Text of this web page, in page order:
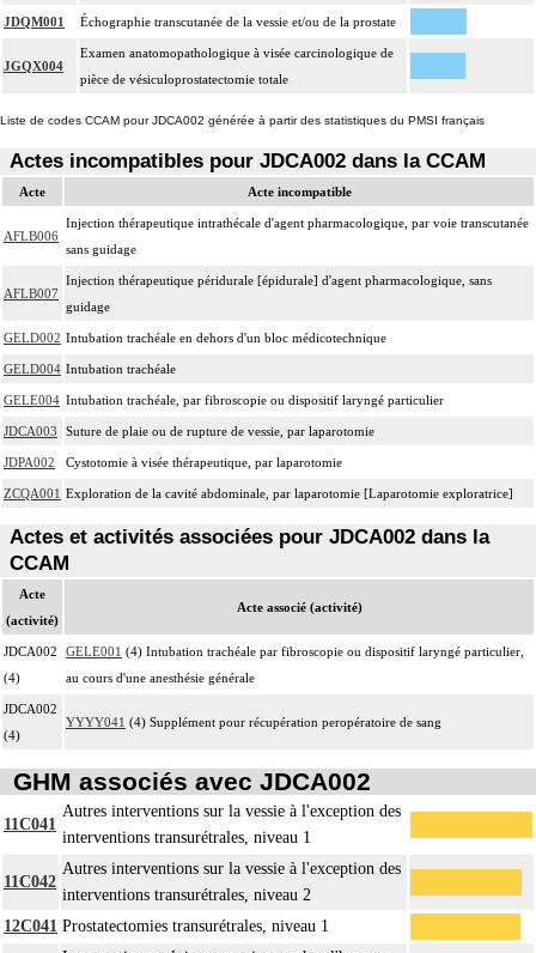
JDQM001 Échographie transcutanée de la vessie et/ou de la prostate
JGQX004
Examen anatomopathologique à visée carcinologique de
pièce de vésiculoprostatectomie totale
Liste de codes CCAM pour JDCA002 générée à partir des statistiques du PMSI français
Actes incompatibles pour JDCA002 dans la CCAM
Acte Acte incompatible
AFLB006
Injection thérapeutique intrathécale d'agent pharmacologique, par voie transcutanée
sans guidage
AFLB007
Injection thérapeutique péridurale [épidurale] d'agent pharmacologique, sans
guidage
GELD002 Intubation trachéale en dehors d'un bloc médicotechnique
GELD004 Intubation trachéale
GELE004 Intubation trachéale, par fibroscopie ou dispositif laryngé particulier
JDCA003 Suture de plaie ou de rupture de vessie, par laparotomie
JDPA002 Cystotomie à visée thérapeutique, par laparotomie
ZCQA001 Exploration de la cavité abdominale, par laparotomie [Laparotomie exploratrice]
Actes et activités associées pour JDCA002 dans la
CCAM
Acte
(activité)
Acte associé (activité)
JDCA002
(4)
GELE001 (4) Intubation trachéale par fibroscopie ou dispositif laryngé particulier,
au cours d'une anesthésie générale
JDCA002
(4)
YYYY041 (4) Supplément pour récupération peropératoire de sang
GHM associés avec JDCA002
11C041
Autres interventions sur la vessie à l'exception des
interventions transurétrales, niveau 1
11C042
Autres interventions sur la vessie à l'exception des
interventions transurétrales, niveau 2
12C041 Prostatectomies transurétrales, niveau 1